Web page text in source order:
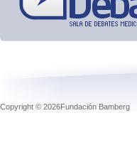
Copyright © 2026Fundación Bamberg